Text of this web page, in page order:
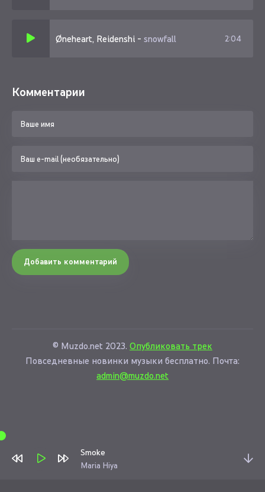
Øneheart, Reidenshi - snowfall 2:04
Комментарии
Добавить комментарий
© Muzdo.net 2023. Опубликовать трек
Повседневные новинки музыки бесплатно. Почта:
admin@muzdo.net
Smoke
Maria Hiya